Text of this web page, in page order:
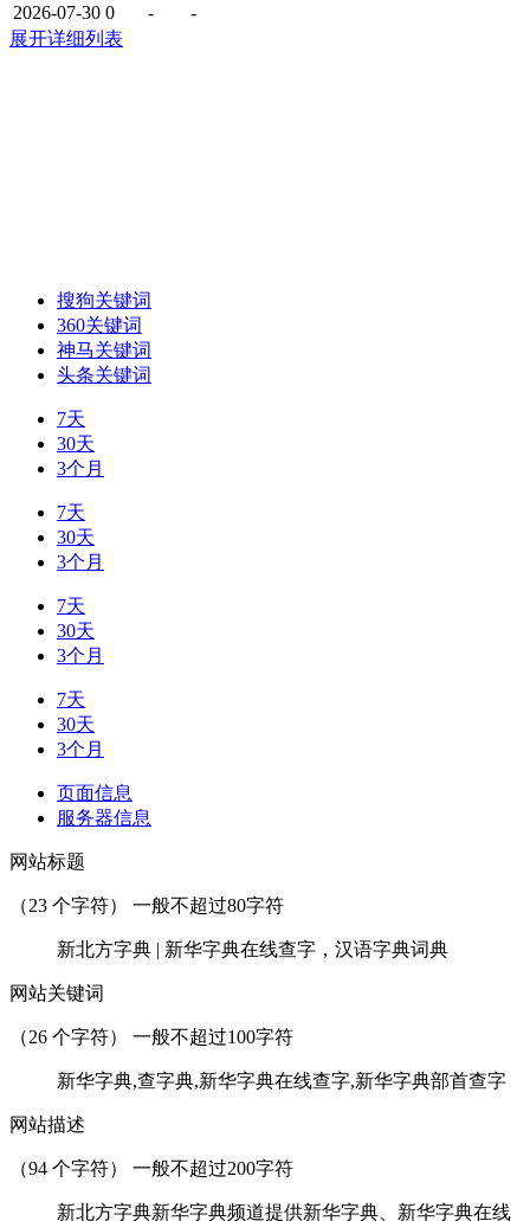
2026-07-30 0 -
-
展开详细列表
搜狗关键词
360关键词
神马关键词
头条关键词
7天
30天
3个月
7天
30天
3个月
7天
30天
3个月
7天
30天
3个月
页面信息
服务器信息
网站标题
（23 个字符） 一般不超过80字符
新北方字典 | 新华字典在线查字，汉语字典词典
网站关键词
（26 个字符） 一般不超过100字符
新华字典,查字典,新华字典在线查字,新华字典部首查字
网站描述
（94 个字符） 一般不超过200字符
新北方字典新华字典频道提供新华字典、新华字典在线